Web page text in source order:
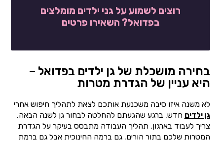
רוצים לשמוע על גני ילדים מומלצים
בפדואל? השאירו פרטים
בחירה מושכלת של גן ילדים בפדואל –
היא עניין של הגדרת מטרות
לא משנה איזו סיבה משכנעת אותכם לצאת לתהליך חיפוש אחרי
גן ילדים חדש. ברגע שהגעתם להחלטה לבחור גן לשנה הבאה,
צריך לעבוד בארגון. תהליך העבודה מתבסס בעיקר על הגדרת
המטרות שלכם בתור הורים. גם ברמה החינוכית אבל גם ברמת